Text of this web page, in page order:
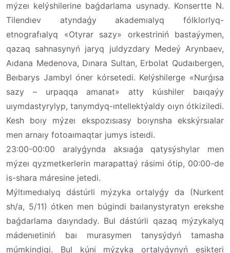
mýzeı kelýshilerine baǵdarlama usynady. Konsertte N.
Tilendıev atyndaǵy akademıalyq fólklorlyq-
etnografıalyq «Otyrar sazy» orkestriniń bastaýymen,
qazaq sahnasynyń jaryq juldyzdary Medeý Arynbaev,
Aıdana Medenova, Dınara Sultan, Erbolat Qudaıbergen,
Beıbarys Jambyl óner kórsetedi. Kelýshilerge «Nurǵısa
sazy – urpaqqa amanat» atty kúıshiler baıqaýy
uıymdastyrylyp, tanymdyq-ıntellektýaldy oıyn ótkiziledi.
Kesh boıy mýzeı ekspozısıasy boıynsha ekskýrsıalar
men arnaıy fotoaımaqtar jumys isteıdi.
23:00-00:00 aralyǵynda aksıaǵa qatysýshylar men
mýzeı qyzmetkerlerin marapattaý rásimi ótip, 00:00-de
is-shara máresine jetedi.
Mýltımedıalyq dástúrli mýzyka ortalyǵy da (Nurkent
sh/a, 5/11) ótken men búgindi baılanystyratyn erekshe
baǵdarlama daıyndady. Bul dástúrli qazaq mýzykalyq
mádenıetiniń baı murasymen tanysýdyń tamasha
múmkindigi. Bul kúni mýzyka ortalyǵynyń esikteri